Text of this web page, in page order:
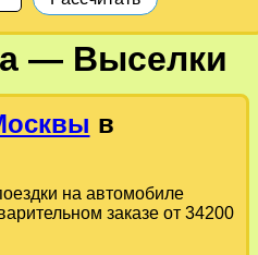
— Выселки
в
на автомобиле
заказе от 34200